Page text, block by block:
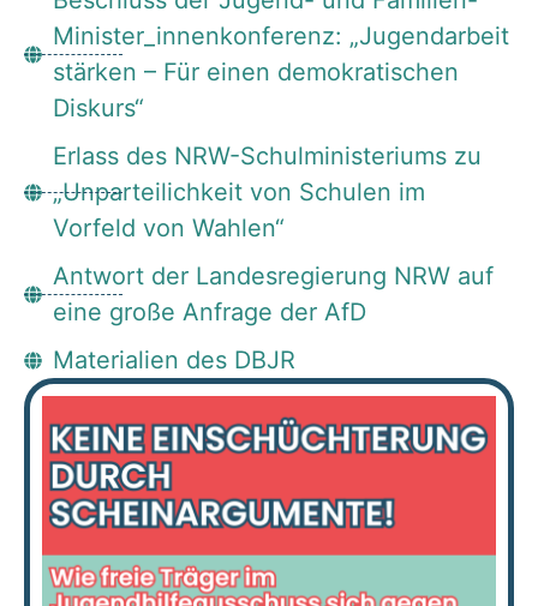
Minister_innenkonferenz: „Jugendarbeit
stärken – Für einen demokratischen
Diskurs“
Erlass des NRW-Schulministeriums zu
„Unparteilichkeit von Schulen im
Vorfeld von Wahlen“
Antwort der Landesregierung NRW auf
eine große Anfrage der AfD
Materialien des DBJR